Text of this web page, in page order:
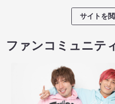
サイトを
ファンコミュニテ